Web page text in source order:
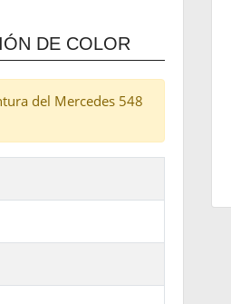
DE COLOR
del Mercedes 548